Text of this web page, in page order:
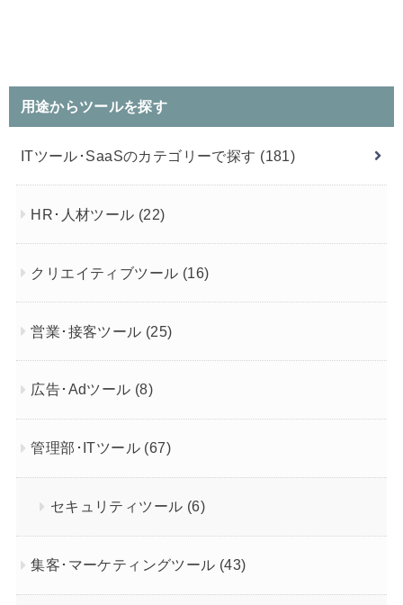
用途からツールを探す
ITツール･SaaSのカテゴリーで探す (181)
HR･人材ツール (22)
クリエイティブツール (16)
営業･接客ツール (25)
広告･Adツール (8)
管理部･ITツール (67)
セキュリティツール (6)
集客･マーケティングツール (43)